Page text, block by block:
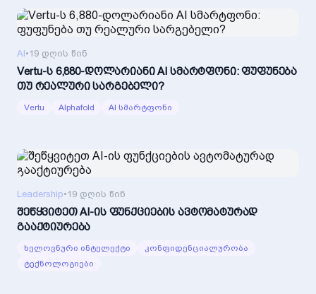
AI•19 დღის წინ
Vertu-ს 6,880-დოლარიანი AI სმარტფონი: ფუფუნება
თუ რეალური სარგებელი?
Vertu Alphafold AI სმარტფონი
Leadership•19 დღის წინ
შეწყვიტეთ AI-ის ფუნქციების ავტომატურად
გააქტიურება
ხელოვნური ინტელექტი
კონფიდენციალურობა
ტექნოლოგიები